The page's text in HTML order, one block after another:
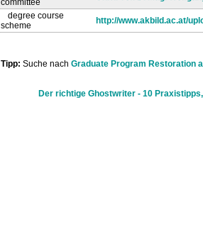
committee
degree course
scheme
http://www.akbild.ac.at/
Tipp: Suche nach Graduate Program Restoration
Der richtige Ghostwriter - 10